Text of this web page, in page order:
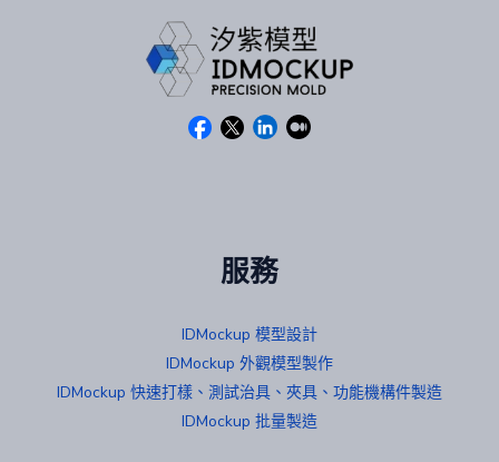
服務
IDMockup 模型設計
IDMockup 外觀模型製作
IDMockup 快速打樣、測試治具、夾具、功能機構件製造
IDMockup 批量製造